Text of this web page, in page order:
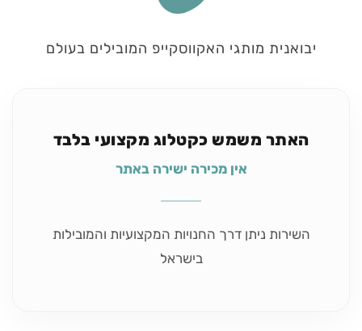
יבואנית מותגי האקווסקייפ המובילים בעולם
האתר משמש כקטלוג מקצועי בלבד
אין מכירה ישירה באתר
השירות ניתן דרך החנויות המקצועיות והמובילות
בישראל